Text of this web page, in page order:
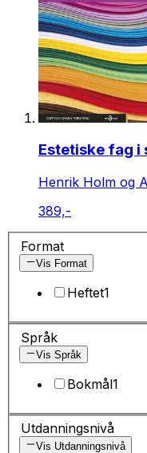
Estetiske fag i
Henrik Holm og
389,-
Format
Vis Format
Heftet1
Språk
Vis Språk
Bokmål1
Utdanningsnivå
Vis Utdanningsnivå